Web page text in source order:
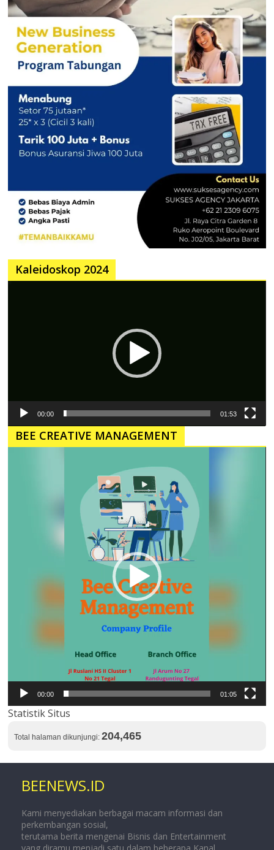
Kaleidoskop 2024
00:00 01:53
BEE CREATIVE MANAGEMENT
00:00 01:05
Statistik Situs
Total halaman dikunjungi:204,465
BEENEWS.ID
Kami menyediakan berbagai macam informasi dan
perkembangan sosial,
terutama berita mengenai Bisnis dan Entertainment
yang diramu menjadi satu dalam beberapa Kanal.